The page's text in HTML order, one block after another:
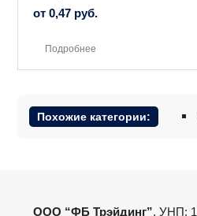
от 0,47 руб.
Подробнее
Похожие категории:
ООО “ФБ Трэйдинг”, УНП: